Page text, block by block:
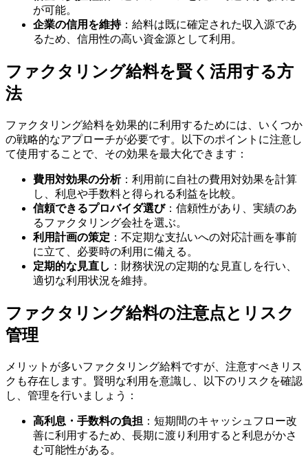
が可能。
企業の信用を維持：給料は既に確定された収入源であ
るため、信用性の高い資金源として利用。
ファクタリング給料を賢く活用する方
法
ファクタリング給料を効果的に利用するためには、いくつか
の戦略的なアプローチが必要です。以下のポイントに注意し
て使用することで、その効果を最大化できます：
費用対効果の分析：利用前に自社の費用対効果を計算
し、利息や手数料と得られる利益を比較。
信頼できるプロバイダ選び：信頼性があり、実績のあ
るファクタリング会社を選ぶ。
利用計画の策定 ：不定期な支払いへの対応計画を事前
に立て、必要時の利用に備える。
定期的な見直し ：財務状況の定期的な見直しを行い、
適切な利用状況を維持。
ファクタリング給料の注意点とリスク
管理
メリットが多いファクタリング給料ですが、注意すべきリス
クも存在します。賢明な利用を意識し、以下のリスクを確認
し、管理を行いましょう：
高利息・手数料の負担 ：短期間のキャッシュフロー改
善に利用するため、長期に渡り利用すると利息がかさ
む可能性がある。